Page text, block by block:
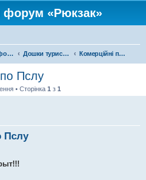
форум «Рюкзак»
Туристичний форум «Рюкзак» Дошки туристичних оголошень Комерційні подорожі
Пслу
• Сторінка 1 з 1
Пслу